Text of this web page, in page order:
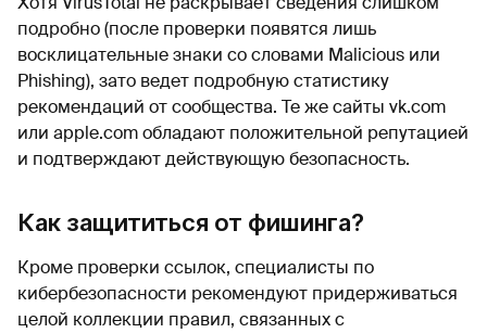
подробно (после проверки появятся лишь
восклицательные знаки со словами Malicious или
Phishing), зато ведет подробную статистику
рекомендаций от сообщества. Те же сайты vk.com
или apple.com обладают положительной репутацией
и подтверждают действующую безопасность.
Как защититься от фишинга?
Кроме проверки ссылок, специалисты по
кибербезопасности рекомендуют придерживаться
целой коллекции правил, связанных с